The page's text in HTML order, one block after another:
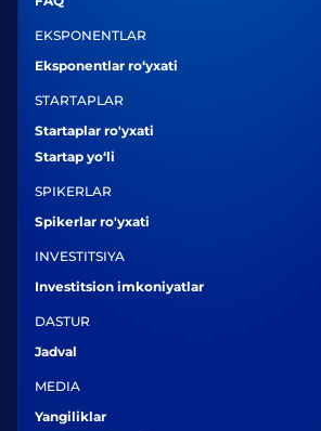
EKSPONENTLAR
Eksponentlar ro‘yxati
STARTAPLAR
Startaplar ro'yxati
Startap yo‘li
SPIKERLAR
Spikerlar ro'yxati
INVESTITSIYA
Investitsion imkoniyatlar
DASTUR
Jadval
MEDIA
Yangiliklar